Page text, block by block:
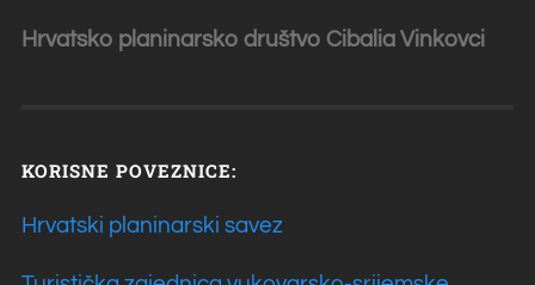
Hrvatsko planinarsko društvo Cibalia Vinkovci
KORISNE POVEZNICE:
Hrvatski planinarski savez